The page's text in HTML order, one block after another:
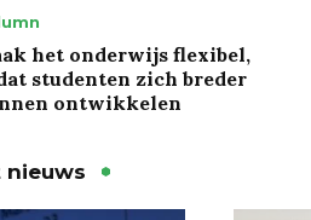
het onderwijs flexibel,
studenten zich breder
ontwikkelen
nieuws